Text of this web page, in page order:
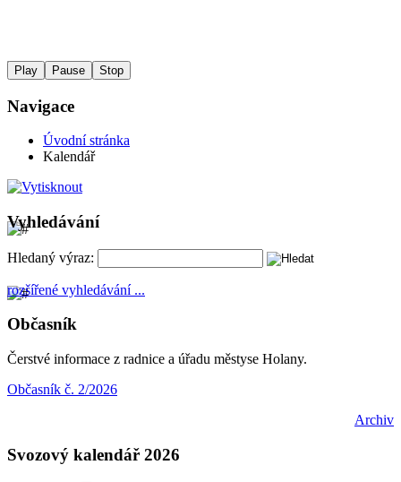
Play Pause Stop
Navigace
Úvodní stránka
Kalendář
Vyhledávání
Hledaný výraz:
rozšířené vyhledávání ...
Občasník
Čerstvé informace z radnice a úřadu městyse Holany.
Občasník č. 2/2026
Archiv
Svozový kalendář 2026